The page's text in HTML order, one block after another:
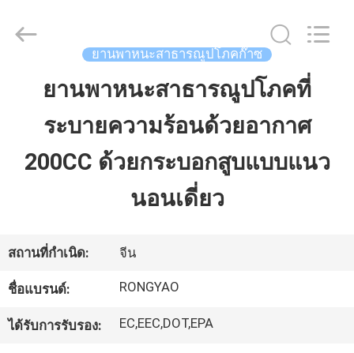
สินค้า
กับ
เรา
Rongyao
Vehicle
ยานพาหนะสาธารณูปโภคก๊าซ
ยานพาหนะสาธารณูปโภคที่
ระบายความร้อนด้วยอากาศ
200CC ด้วยกระบอกสูบแบบแนว
นอนเดี่ยว
สถานที่กำเนิด: จีน
ชื่อแบรนด์: RONGYAO
ได้รับการรับรอง: EC,EEC,DOT,EPA